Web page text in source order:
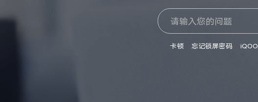
卡顿 忘记锁屏密码 iQOO